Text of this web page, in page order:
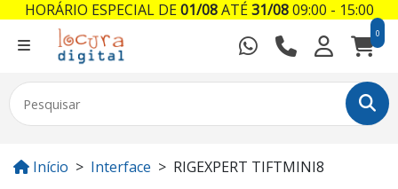
0
Início Interface RIGEXPERT TIFTMINI8
HORÁRIO ESPECIAL DE01/08ATÉ31/0809:00 - 15:00